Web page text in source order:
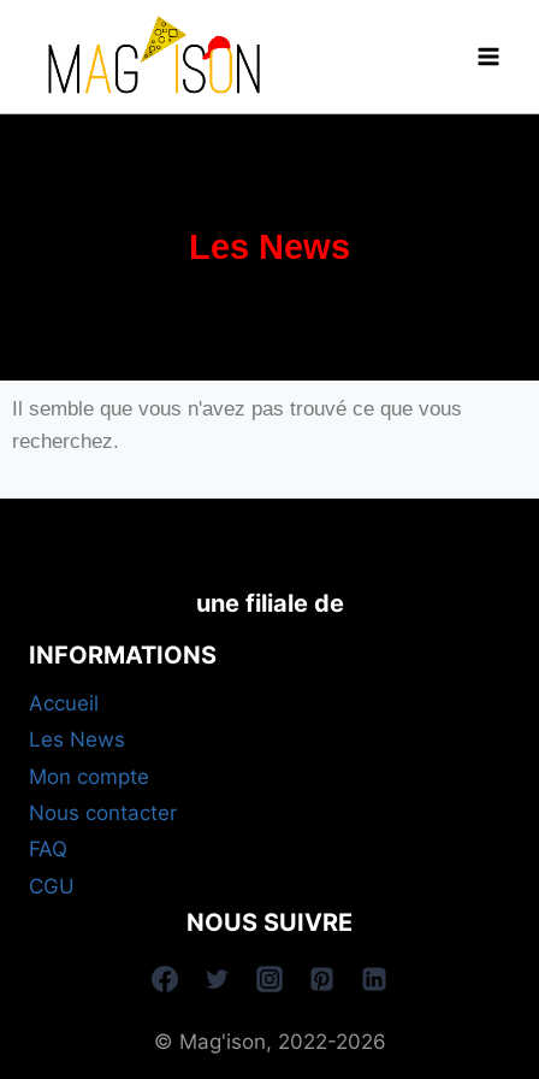
Les News
Il semble que vous n'avez pas trouvé ce que vous
recherchez.
une filiale de
INFORMATIONS
Accueil
Les News
Mon compte
Nous contacter
FAQ
CGU
NOUS SUIVRE
© Mag'ison, 2022-2026